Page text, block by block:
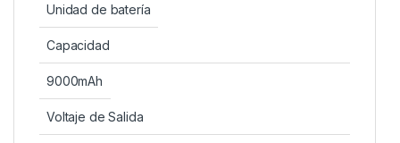
Unidad de batería
Capacidad
9000mAh
Voltaje de Salida